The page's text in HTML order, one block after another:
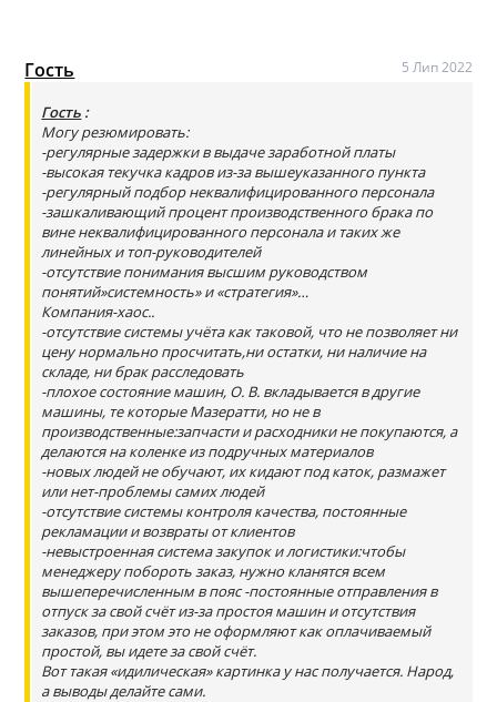
Гость 5 Лип 2022
Гость :
Могу резюмировать:
-регулярные задержки в выдаче заработной платы
-высокая текучка кадров из-за вышеуказанного пункта
-регулярный подбор неквалифицированного персонала
-зашкаливающий процент производственного брака по
вине неквалифицированного персонала и таких же
линейных и топ-руководителей
-отсутствие понимания высшим руководством
понятий»системность» и «стратегия»…
Компания-хаос..
-отсутствие системы учёта как таковой, что не позволяет ни
цену нормально просчитать,ни остатки, ни наличие на
складе, ни брак расследовать
-плохое состояние машин, О. В. вкладывается в другие
машины, те которые Мазератти, но не в
производственные:запчасти и расходники не покупаются, а
делаются на коленке из подручных материалов
-новых людей не обучают, их кидают под каток, размажет
или нет-проблемы самих людей
-отсутствие системы контроля качества, постоянные
рекламации и возвраты от клиентов
-невыстроенная система закупок и логистики:чтобы
менеджеру побороть заказ, нужно кланятся всем
вышеперечисленным в пояс -постоянные отправления в
отпуск за свой счёт из-за простоя машин и отсутствия
заказов, при этом это не оформляют как оплачиваемый
простой, вы идете за свой счёт.
Вот такая «идилическая» картинка у нас получается. Народ,
а выводы делайте сами.